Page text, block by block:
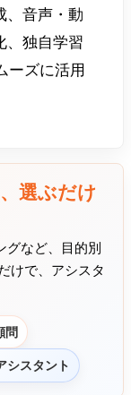
、音声・動
、独自学習
ーズに活用
選ぶだけ
グなど、目的別
けで、アシスタ
問
シスタント